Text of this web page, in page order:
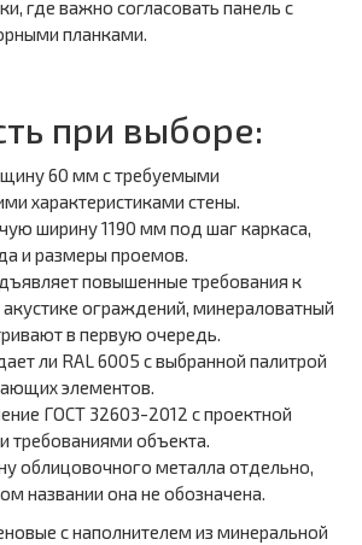
где важно согласовать панель с
планками.
при выборе:
60 мм с требуемыми
характеристиками стены.
ширину 1190 мм под шаг каркаса,
и размеры проемов.
повышенные требования к
акустике ограждений, минераловатный
в первую очередь.
ли RAL 6005 с выбранной палитрой
элементов.
ГОСТ 32603-2012 с проектной
требованиями объекта.
облицовочного металла отдельно,
названии она не обозначена.
с наполнителем из минеральной